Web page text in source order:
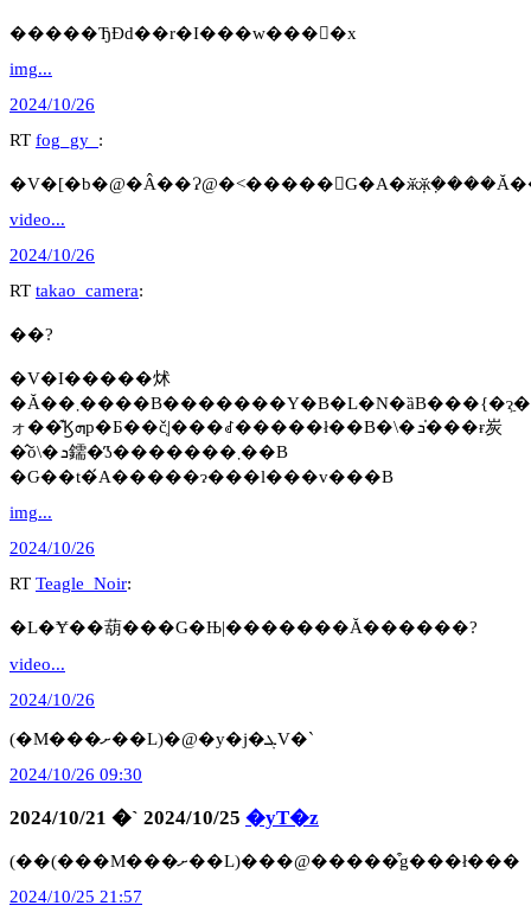
�����ЂƉԁ��r�I���w���񂵂�x
img...
2024/10/26
RT fog_gy_ :
video...
2024/10/26
RT takao_camera:
��?
�V�I�����炢
�Ă��܂����B�������Y�B�L�N�ȁB���{�ɂ͖�p�A���Ƃ��ēn���B�������
ォ��͊Ϗܗp�Ƃ��č͔|���ꂽ�����ł��B�\�ܖ�̍��ɍ炭
�̂ŏ\�ܖ鑐�̕ʖ�������܂��B
�Ԍ��t�́A�����ɂ���l���v���B
img...
2024/10/26
RT Teagle_Noir:
�L�Ɏ��葫���G�Њ|�������Ă������?
video...
2024/10/26
(�M���ށ��L)�@�y�j�ܓV�`
2024/10/26 09:30
2024/10/21 �` 2024/10/25 �yT�z
(��(���M���ށ��L)���@�����͒g���ł���
2024/10/25 21:57